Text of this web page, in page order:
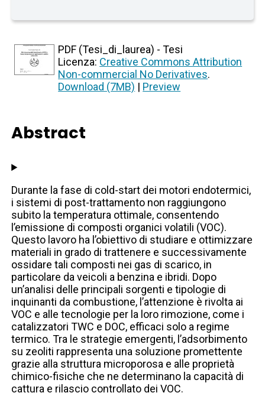
PDF (Tesi_di_laurea) - Tesi
Licenza: Creative Commons Attribution
Non-commercial No Derivatives.
Download (7MB) | Preview
Abstract
Durante la fase di cold-start dei motori endotermici,
i sistemi di post-trattamento non raggiungono
subito la temperatura ottimale, consentendo
l’emissione di composti organici volatili (VOC).
Questo lavoro ha l’obiettivo di studiare e ottimizzare
materiali in grado di trattenere e successivamente
ossidare tali composti nei gas di scarico, in
particolare da veicoli a benzina e ibridi. Dopo
un’analisi delle principali sorgenti e tipologie di
inquinanti da combustione, l’attenzione è rivolta ai
VOC e alle tecnologie per la loro rimozione, come i
catalizzatori TWC e DOC, efficaci solo a regime
termico. Tra le strategie emergenti, l’adsorbimento
su zeoliti rappresenta una soluzione promettente
grazie alla struttura microporosa e alle proprietà
chimico-fisiche che ne determinano la capacità di
cattura e rilascio controllato dei VOC.